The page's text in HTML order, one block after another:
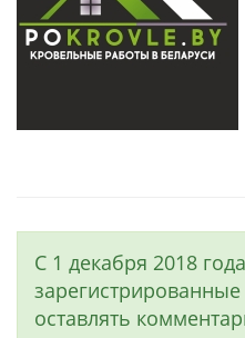
С 1 декабря 2018
оставлять